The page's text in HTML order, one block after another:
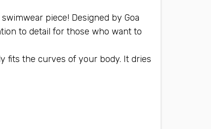
piece! Designed by Goa
to detail for those who want to
fits the curves of your body. It dries